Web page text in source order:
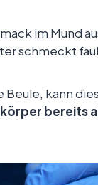
im Mund
schmeckt
Beule, kann
bereits